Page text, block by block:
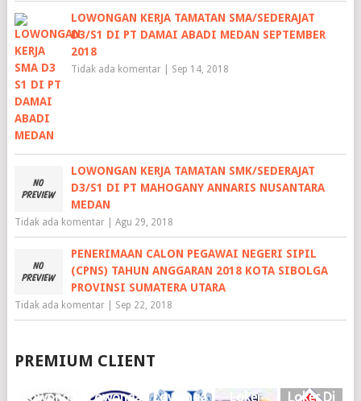
LOWONGAN KERJA TAMATAN SMA/SEDERAJAT
D3/S1 DI PT DAMAI ABADI MEDAN SEPTEMBER
2018
Tidak ada komentar| Sep 14, 2018
LOWONGAN KERJA TAMATAN SMK/SEDERAJAT
D3/S1 DI PT MAHOGANY ANNARIS NUSANTARA
MEDAN
Tidak ada komentar| Agu 29, 2018
PENERIMAAN CALON PEGAWAI NEGERI SIPIL
(CPNS) TAHUN ANGGARAN 2018 KOTA SIBOLGA
PROVINSI SUMATERA UTARA
Tidak ada komentar| Sep 22, 2018
PREMIUM CLIENT
Lowonga
Lowonga
Lowonga
Loker
Loker Di